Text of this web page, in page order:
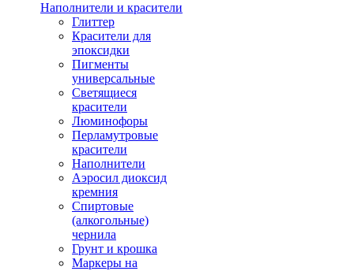
Наполнители и красители
Глиттер
Красители для
эпоксидки
Пигменты
универсальные
Светящиеся
красители
Люминофоры
Перламутровые
красители
Наполнители
Аэросил диоксид
кремния
Спиртовые
(алкогольные)
чернила
Грунт и крошка
Маркеры на